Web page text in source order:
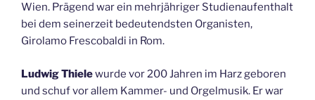
Wien. Prägend war ein mehrjähriger Studienaufenthalt
bei dem seinerzeit bedeutendsten Organisten,
Girolamo Frescobaldi in Rom.
Ludwig Thielewurde vor 200 Jahren im Harz geboren
und schuf vor allem Kammer- und Orgelmusik. Er war